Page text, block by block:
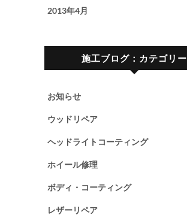
2013年4月
施工ブログ：カテゴリー
お知らせ
ウッドリペア
ヘッドライトコーティング
ホイール修理
ボディ・コーティング
レザーリペア